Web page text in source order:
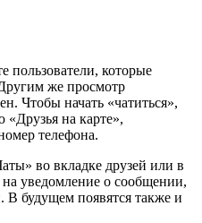
пользователи, которые
же просмотр
Чтобы начать «чатиться»,
на карте»,
телефона.
во вкладке друзей или в
уведомление о сообщении,
В будущем появятся также и